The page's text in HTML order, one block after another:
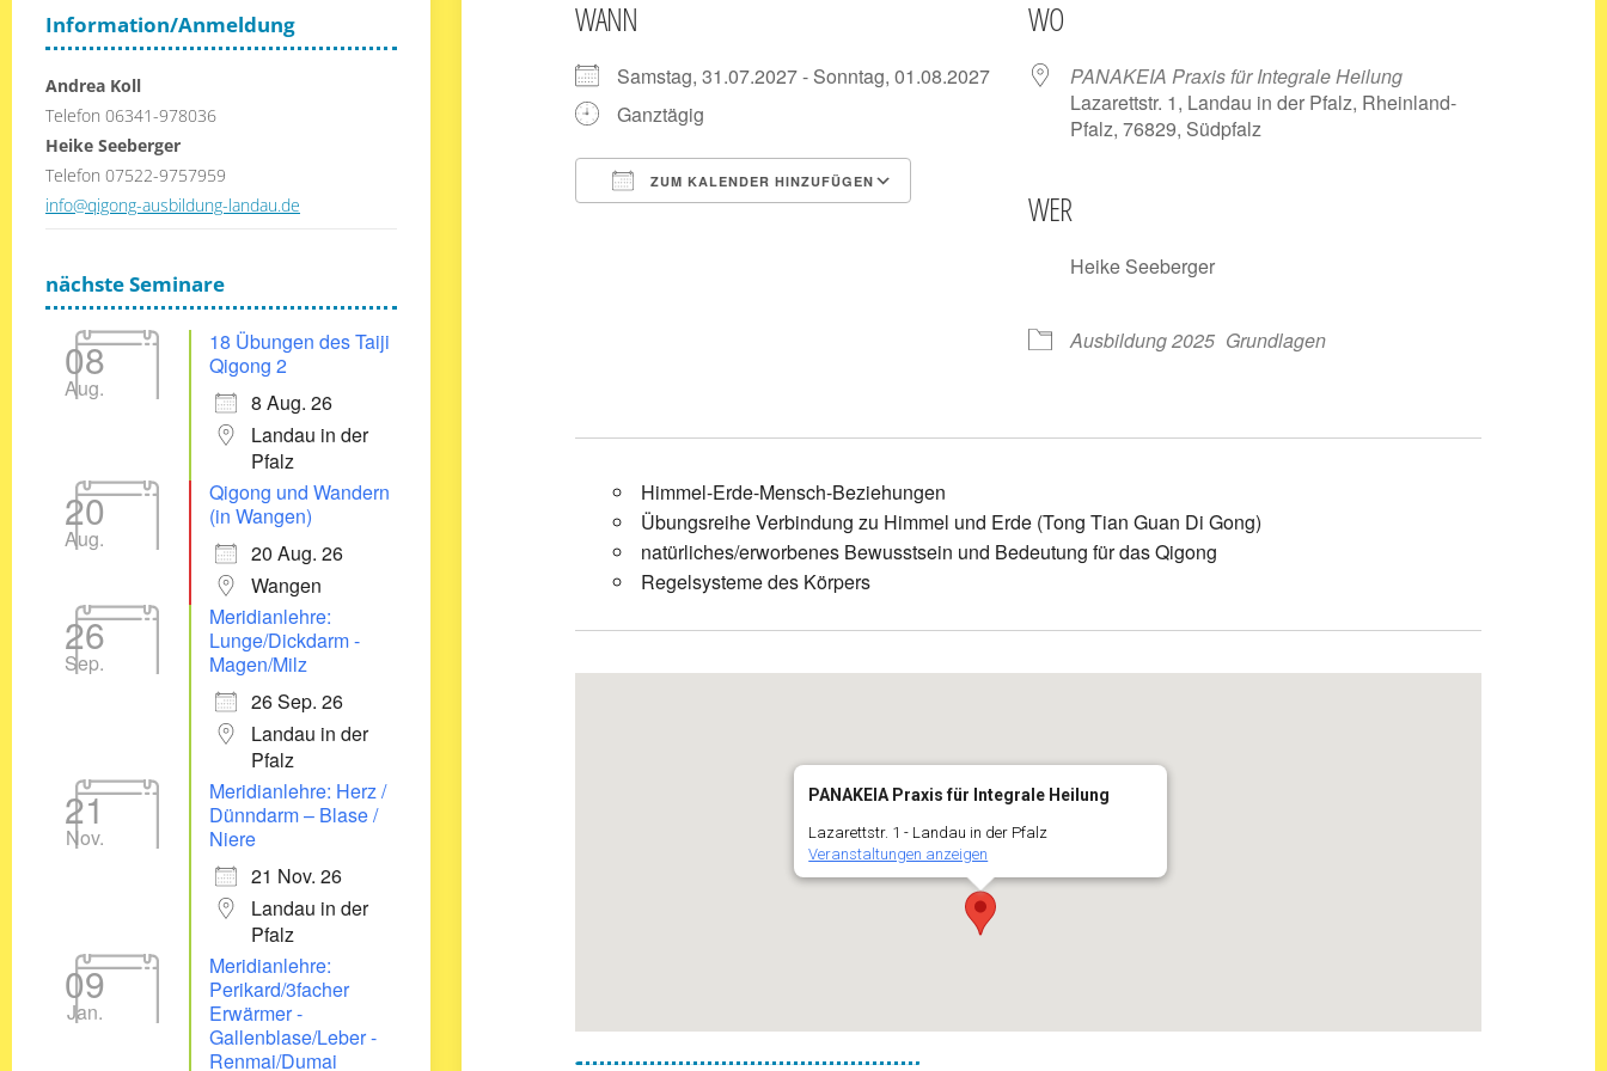
WANN
Samstag, 31.07.2027 - Sonntag, 01.08.2027
Ganztägig
ZUM KALENDER HINZUFÜGEN
Google Kalender
WO
PANAKEIA Praxis für Integrale Heilung
Lazarettstr. 1, Landau in der Pfalz, Rheinland-
Pfalz, 76829, Südpfalz
WER
Heike Seeberger
Ausbildung 2025 Grundlagen
Himmel-Erde-Mensch-Beziehungen
Übungsreihe Verbindung zu Himmel und Erde (Tong Tian Guan Di Gong)
natürliches/erworbenes Bewusstsein und Bedeutung für das Qigong
Regelsysteme des Körpers
PANAKEIA Praxis für Integrale Heilung
Lazarettstr. 1 - Landau in der Pfalz
Veranstaltungen anzeigen
Information/Anmeldung
Andrea Koll
Telefon 06341-978036
Heike Seeberger
Telefon 07522-9757959
info@qigong-ausbildung-landau.de
nächste Seminare
08
Aug.
18 Übungen des Taiji
Qigong 2
8 Aug. 26
Landau in der
Pfalz
20
Aug.
Qigong und Wandern
(in Wangen)
20 Aug. 26
Wangen
26
Sep.
Meridianlehre:
Lunge/Dickdarm -
Magen/Milz
26 Sep. 26
Landau in der
Pfalz
21
Nov.
Meridianlehre: Herz /
Dünndarm – Blase /
Niere
21 Nov. 26
Landau in der
Pfalz
09
Jan.
Meridianlehre:
Perikard/3facher
Erwärmer -
Gallenblase/Leber -
Renmai/Dumai